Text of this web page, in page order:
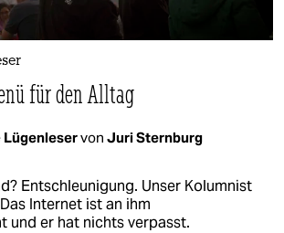
für den Alltag
Lügenleservon Juri Sternburg
Entschleunigung. Unser Kolumnist
Internet ist an ihm
und er hat nichts verpasst.